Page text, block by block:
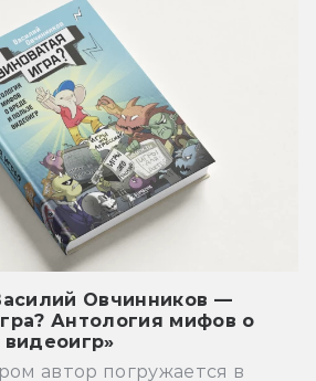
Овчинников —
Антология мифов о
автор погружается в